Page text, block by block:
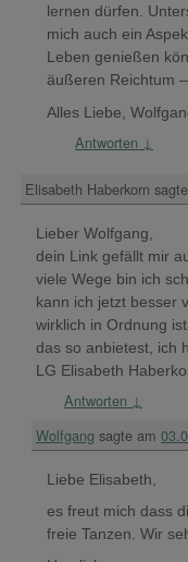
lernen dürfen.
mich auch ein
Leben genießen
äußeren Reichtum
Alles Liebe,
Antworten ↓
Elisabeth Haberkorn
Lieber Wolfgang,
dein Link gefällt mir
viele Wege bin ich
kann ich jetzt besser
wirklich in Ordnung
das so anbietest, ich
LG Elisabeth
Antworten ↓
Wolfgang sagte am
Liebe Elisabeth,
es freut mich dass
freie Tanzen. Wir